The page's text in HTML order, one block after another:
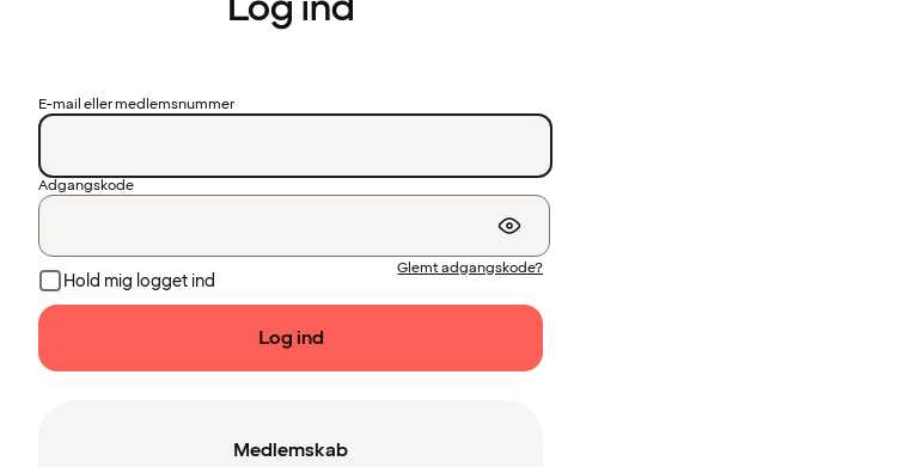
E-mail eller medlemsnummer
Adgangskode
Hold mig logget ind
Glemt adgangskode?
Log ind
Medlemskab